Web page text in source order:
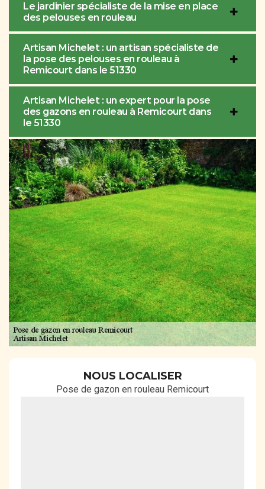
Le jardinier spécialiste de la mise en place
des pelouses en rouleau
Artisan Michelet : un artisan spécialiste de
la pose des pelouses en rouleau à
Remicourt dans le 51330
Artisan Michelet : un expert pour la pose
des gazons en rouleau à Remicourt dans
le 51330
NOUS LOCALISER
Pose de gazon en rouleau Remicourt